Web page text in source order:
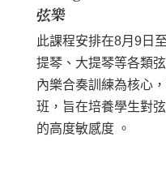
弦樂
此課程安排在8月9日
提琴、大提琴等各類
內樂合奏訓練為核心
班，旨在培養學生對
的高度敏感度 。